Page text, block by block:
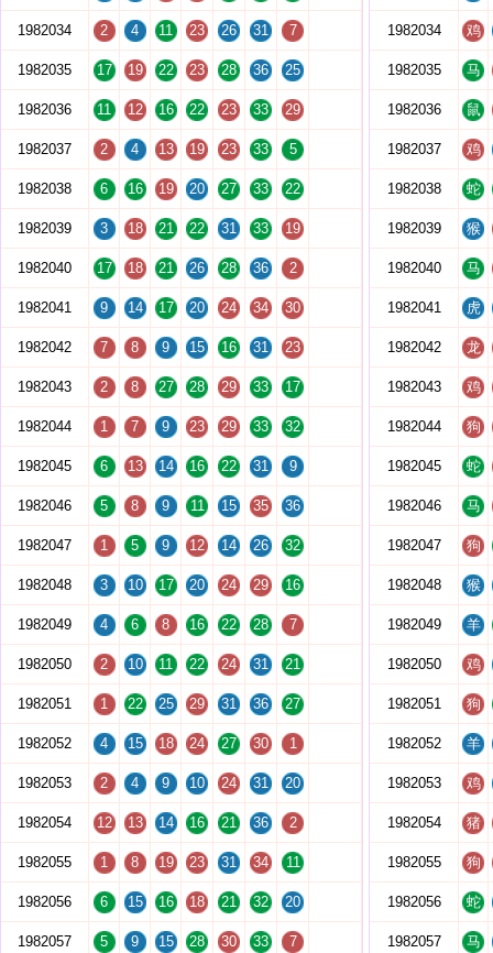
1982034 2 4 11 23 26 31 7
1982035 17 19 22 23 28 36 25
1982036 11 12 16 22 23 33 29
1982037 2 4 13 19 23 33 5
1982038 6 16 19 20 27 33 22
1982039 3 18 21 22 31 33 19
1982040 17 18 21 26 28 36 2
1982041 9 14 17 20 24 34 30
1982042 7 8 9 15 16 31 23
1982043 2 8 27 28 29 33 17
1982044 1 7 9 23 29 33 32
1982045 6 13 14 16 22 31 9
1982046 5 8 9 11 15 35 36
1982047 1 5 9 12 14 26 32
1982048 3 10 17 20 24 29 16
1982049 4 6 8 16 22 28 7
1982050 2 10 11 22 24 31 21
1982051 1 22 25 29 31 36 27
1982052 4 15 18 24 27 30 1
1982053 2 4 9 10 24 31 20
1982054 12 13 14 16 21 36 2
1982055 1 8 19 23 31 34 11
1982056 6 15 16 18 21 32 20
1982057 5 9 15 28 30 33 7
1982034 鸡
1982035 马
1982036 鼠
1982037 鸡
1982038 蛇
1982039 猴
1982040 马
1982041 虎
1982042 龙
1982043 鸡
1982044 狗
1982045 蛇
1982046 马
1982047 狗
1982048 猴
1982049 羊
1982050 鸡
1982051 狗
1982052 羊
1982053 鸡
1982054 猪
1982055 狗
1982056 蛇
1982057 马